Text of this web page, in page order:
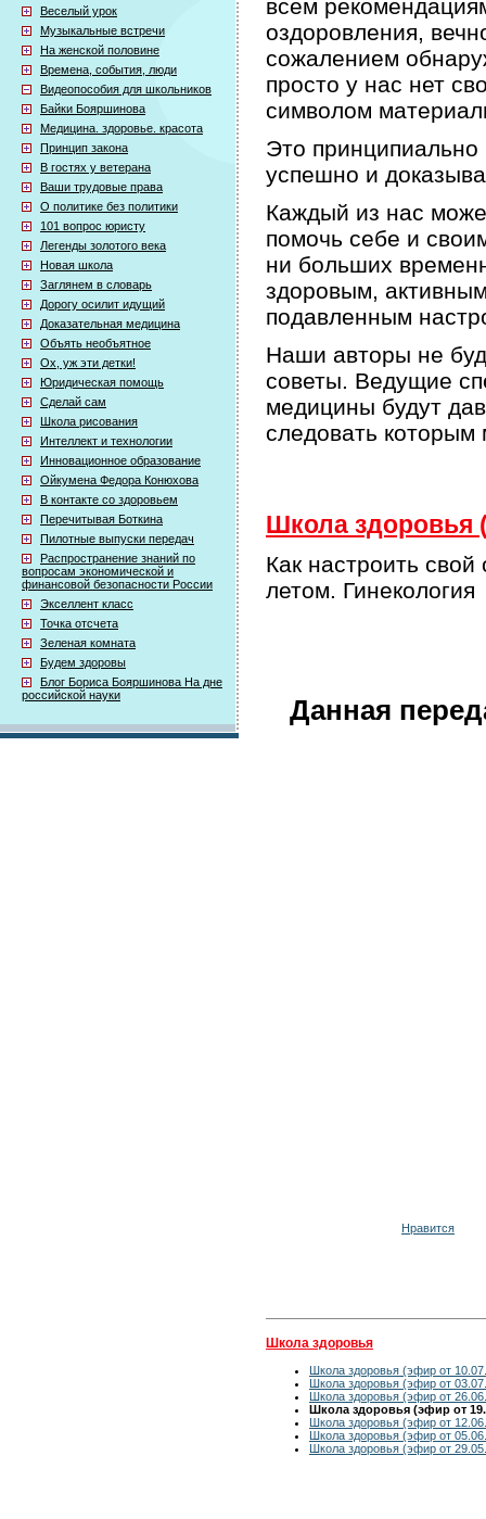
Веселый урок
Музыкальные встречи
На женской половине
Времена, события, люди
Видеопособия для школьников
Байки Бояршинова
Медицина. здоровье. красота
Принцип закона
В гостях у ветерана
Ваши трудовые права
О политике без политики
101 вопрос юристу
Легенды золотого века
Новая школа
Заглянем в словарь
Дорогу осилит идущий
Доказательная медицина
Объять необъятное
Ох, уж эти детки!
Юридическая помощь
Сделай сам
Школа рисования
Интеллект и технологии
Инновационное образование
Ойкумена Федора Конюхова
В контакте со здоровьем
Перечитывая Боткина
Пилотные выпуски передач
Распространение знаний по
вопросам экономической и
финансовой безопасности России
Экселлент класс
Точка отсчета
Зеленая комната
Будем здоровы
Блог Бориса Бояршинова На дне
российской науки
всем
оздоровления,
сожалением
просто у нас нет
символом
Это
успешно и
Каждый из нас
помочь себе и
ни больших
здоровым,
подавленным
Наши авторы не
советы. Ведущие
медицины будут
следовать
Школа здоровья
Как настроить
летом. Гинекология
Данная
Нравится
Школа здоровья
Школа здоровья (эфир от
Школа здоровья (эфир от
Школа здоровья (эфир от
Школа здоровья (эфир от
Школа здоровья (эфир от
Школа здоровья (эфир от
Школа здоровья (эфир от